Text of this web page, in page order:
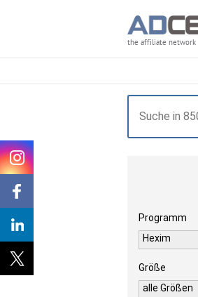
the affiliate network
Programm
Hexim
Größe
alle Größen